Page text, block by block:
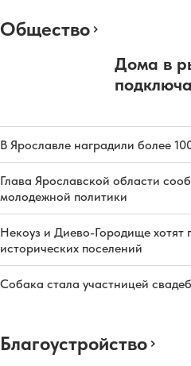
Общество
Дома в
В Ярославле наградили более
Глава Ярославской области
молодежной политики
Некоуз и Диево-Городище хотят
исторических поселений
Собака стала участницей
Благоустройство